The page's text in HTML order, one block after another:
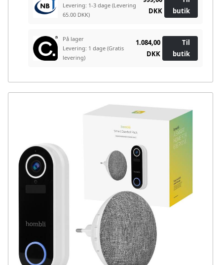
Levering: 1-3 dage (Levering
65.00 DKK)
DKK
butik
På lager
Levering: 1 dage (Gratis
levering)
1.084,00
DKK
Til
butik